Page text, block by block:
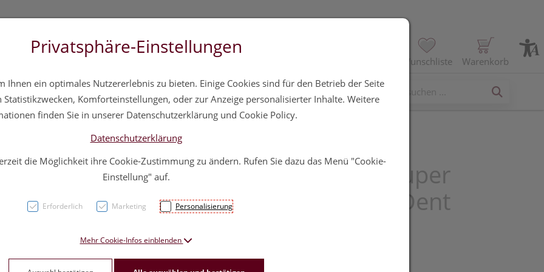
Wunschliste Warenkorb
Hautpflege Familie Nahrungsergänzung Diverses
Zahnpaste Agwa Super
Clean Zahncreme Dent
Privatsphäre-Einstellungen
Ihnen ein optimales Nutzererlebnis zu bieten. Einige Cookies sind für den Betrieb der Seite
Komforteinstellungen, oder zur Anzeige personalisierter Inhalte. Weitere
finden Sie in unserer Datenschutzerklärung und Cookie Policy.
Datenschutzerklärung
die Möglichkeit ihre Cookie-Zustimmung zu ändern. Rufen Sie dazu das Menü "Cookie-
Einstellung" auf.
Erforderlich Marketing Personalisierung
Mehr Cookie-Infos einblenden